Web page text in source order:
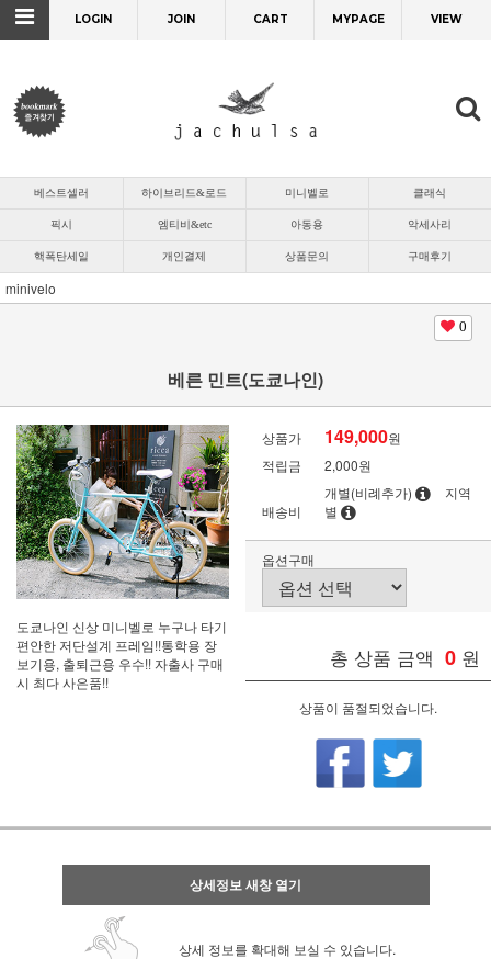
LOGIN JOIN CART MYPAGE VIEW
베스트셀러 하이브리드&로드 미니벨로 클래식
픽시 엠티비&etc 아동용 악세사리
핵폭탄세일 개인결제 상품문의 구매후기
minivelo
0
베른 민트(도쿄나인)
도쿄나인 신상 미니벨로 누구나 타기
편안한 저단설계 프레임!!통학용 장
보기용, 출퇴근용 우수!! 자출사 구매
시 최다 사은품!!
상품가 149,000원
적립금
2,000원
배송비
개별(비례추가)
지역
별
옵션구매
총 상품 금액 0 원
상품이 품절되었습니다.
상세정보 새창 열기
상세 정보를 확대해 보실 수 있습니다.